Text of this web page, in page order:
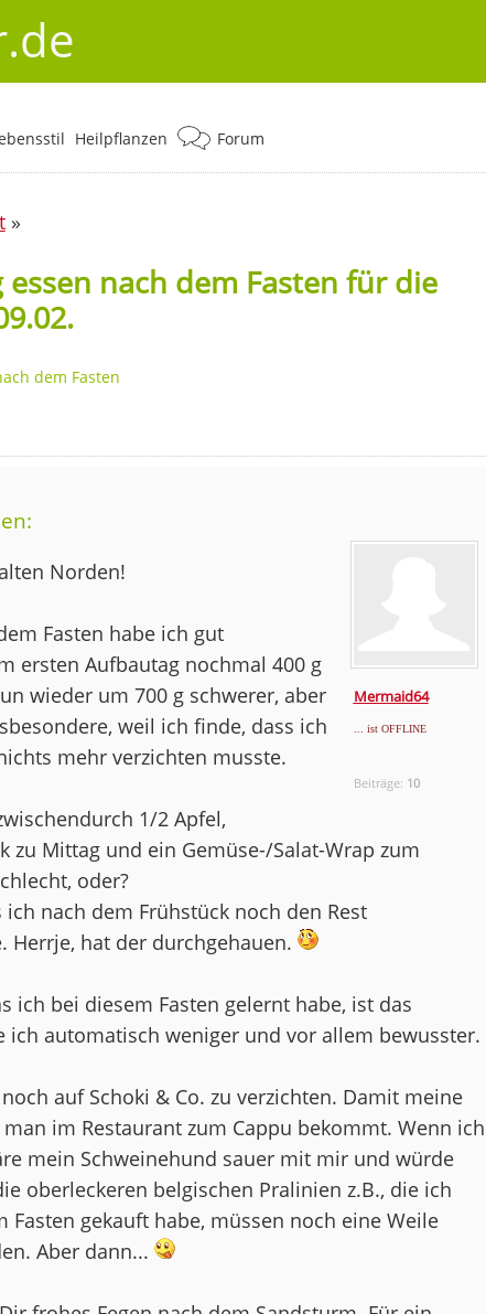
Heilpflanzen Forum
»
nach dem Fasten für die
dem Fasten
Mermaid64
... ist OFFLINE
Beiträge: 10
Norden!
Fasten habe ich gut
ersten Aufbautag nochmal 400 g
wieder um 700 g schwerer, aber
weil ich finde, dass ich
mehr verzichten musste.
1/2 Apfel,
zu Mittag und ein Gemüse-/Salat-Wrap zum
oder?
nach dem Frühstück noch den Rest
Herrje, hat der durchgehauen.
ich bei diesem Fasten gelernt habe, ist das
ich automatisch weniger und vor allem bewusster.
auf Schoki & Co. zu verzichten. Damit meine
im Restaurant zum Cappu bekommt. Wenn ich
mein Schweinehund sauer mit mir und würde
oberleckeren belgischen Pralinien z.B., die ich
gekauft habe, müssen noch eine Weile
Aber dann...